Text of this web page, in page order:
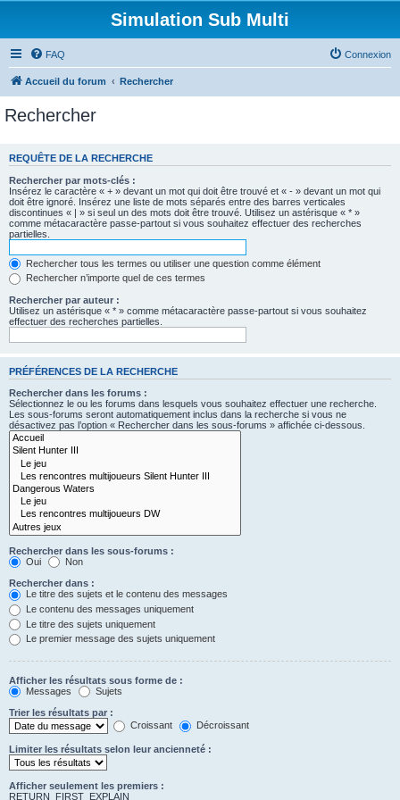
Simulation Sub Multi
FAQ Connexion
Accueil du forum Rechercher
Rechercher
REQUÊTE DE LA RECHERCHE
Rechercher par mots-clés :
Insérez le caractère « + » devant un mot qui doit être trouvé et « - » devant un mot qui
doit être ignoré. Insérez une liste de mots séparés entre des barres verticales
discontinues « | » si seul un des mots doit être trouvé. Utilisez un astérisque « * »
comme métacaractère passe-partout si vous souhaitez effectuer des recherches
partielles.
Rechercher tous les termes ou utiliser une question comme élément
Rechercher n’importe quel de ces termes
Rechercher par auteur :
Utilisez un astérisque « * » comme métacaractère passe-partout si vous souhaitez
effectuer des recherches partielles.
PRÉFÉRENCES DE LA RECHERCHE
Rechercher dans les forums :
Sélectionnez le ou les forums dans lesquels vous souhaitez effectuer une recherche.
Les sous-forums seront automatiquement inclus dans la recherche si vous ne
désactivez pas l’option « Rechercher dans les sous-forums » affichée ci-dessous.
Rechercher dans les sous-forums :
Oui
Non
Rechercher dans :
Le titre des sujets et le contenu des messages
Le contenu des messages uniquement
Le titre des sujets uniquement
Le premier message des sujets uniquement
Afficher les résultats sous forme de :
Messages
Sujets
Trier les résultats par :
Croissant
Décroissant
Limiter les résultats selon leur ancienneté :
Afficher seulement les premiers :
RETURN_FIRST_EXPLAIN